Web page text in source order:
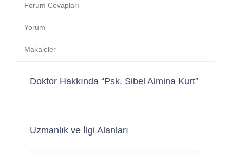
Forum Cevapları
Yorum
Makaleler
Doktor Hakkında “Psk. Sibel Almina Kurt”
Uzmanlık ve İlgi Alanları